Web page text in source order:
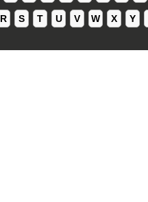
R S T U V W X Y